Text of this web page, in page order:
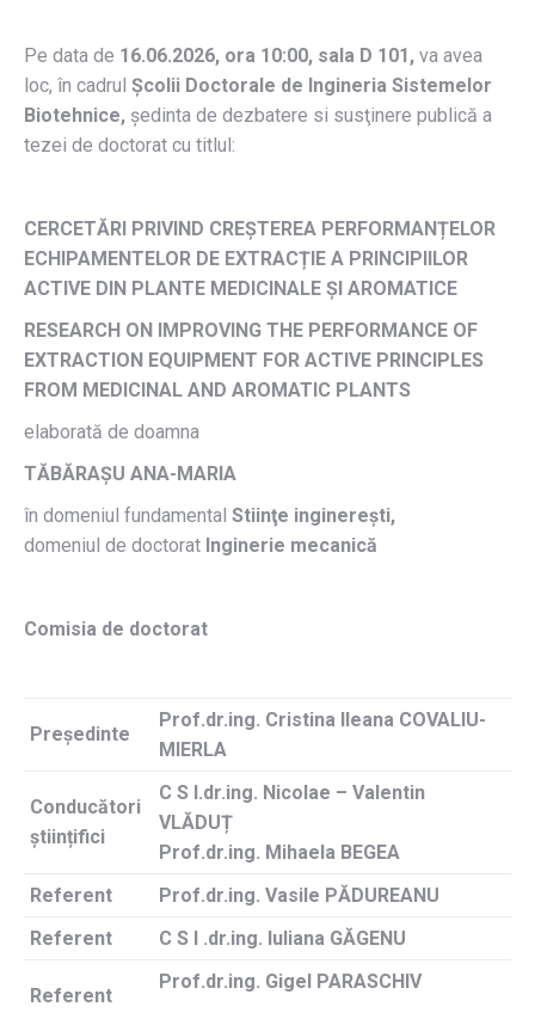
Pe data de 16.06.2026, ora 10:00, sala D 101, va avea
loc, în cadrul Școlii Doctorale de Ingineria Sistemelor
Biotehnice, ședinta de dezbatere si susţinere publică a
tezei de doctorat cu titlul:
CERCETĂRI PRIVIND CREȘTEREA PERFORMANȚELOR
ECHIPAMENTELOR DE EXTRACȚIE A PRINCIPIILOR
ACTIVE DIN PLANTE MEDICINALE ȘI AROMATICE
RESEARCH ON IMPROVING THE PERFORMANCE OF
EXTRACTION EQUIPMENT FOR ACTIVE PRINCIPLES
FROM MEDICINAL AND AROMATIC PLANTS
elaborată de doamna
TĂBĂRAȘU ANA-MARIA
în domeniul fundamental Stiinţe inginerești,
domeniul de doctorat Inginerie mecanică
Comisia de doctorat
Președinte
Prof.dr.ing. Cristina Ileana COVALIU-
MIERLA
Conducători
științifici
C S I.dr.ing. Nicolae – Valentin
VLĂDUȚ
Prof.dr.ing. Mihaela BEGEA
Referent
Prof.dr.ing. Vasile PĂDUREANU
Referent
C S I .dr.ing. Iuliana GĂGENU
Referent
Prof.dr.ing. Gigel PARASCHIV